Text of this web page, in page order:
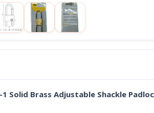
1 Solid Brass Adjustable Shackle